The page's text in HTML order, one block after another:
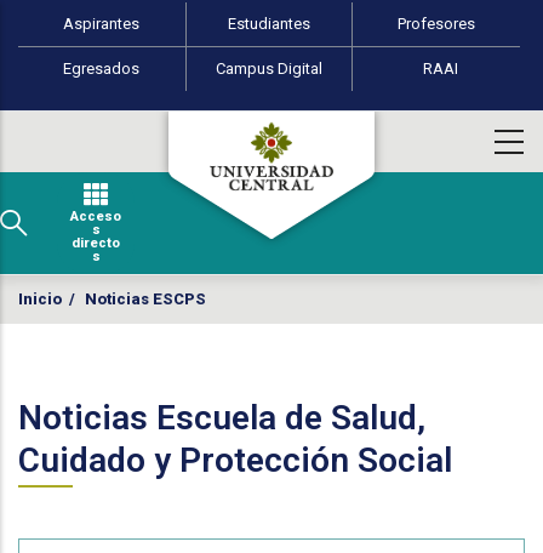
Pasar al contenido principal
Perfiles de usuario
Aspirantes Estudiantes Profesores
Egresados Campus Digital RAAI
Acceso
s
directo
s
Inicio / Noticias ESCPS
Noticias Escuela de Salud,
Cuidado y Protección Social